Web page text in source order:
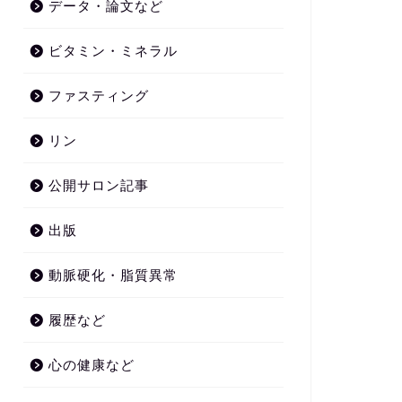
データ・論文など
ビタミン・ミネラル
ファスティング
リン
公開サロン記事
出版
動脈硬化・脂質異常
履歴など
心の健康など